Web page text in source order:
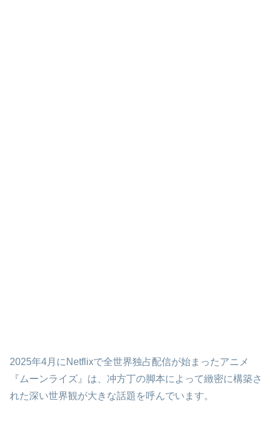
2025年4月にNetflixで全世界独占配信が始まったアニメ
『ムーンライズ』は、冲方丁の脚本によって緻密に構築さ
れた深い世界観が大きな話題を呼んでいます。